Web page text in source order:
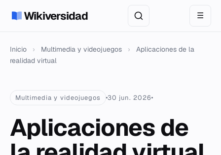
Wikiversidad ☰
Inicio › Multimedia y videojuegos ›
Aplicaciones de la
realidad virtual
Multimedia y videojuegos 30 jun. 2026
Aplicaciones de